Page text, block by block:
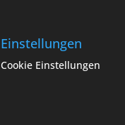
Einstellungen
Cookie Einstellungen